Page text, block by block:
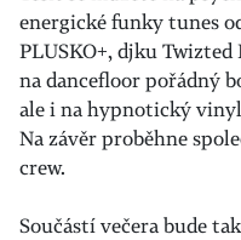
energické funky tunes
PLUSKO+, djku
na dancefloor pořádný
ale i na hypnotický
Na závěr proběhne
crew.
Součástí večera bude